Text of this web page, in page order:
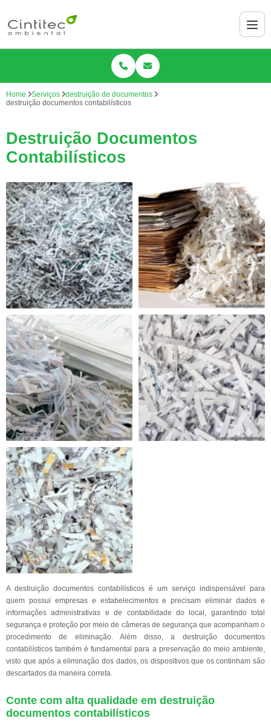
Home Serviços
destruição de documentos
destruição documentos contabilísticos
Destruição Documentos
Contabilísticos
A destruição documentos contabilísticos é um serviço indispensável para
quem possui empresas e estabelecimentos e precisam eliminar dados e
informações administrativas e de contabilidade do local, garantindo total
segurança e proteção por meio de câmeras de segurança que acompanham o
procedimento de eliminação. Além disso, a destruição documentos
contabilísticos também é fundamental para a preservação do meio ambiente,
visto que após a eliminação dos dados, os dispositivos que os continham são
descartados da maneira correta.
Conte com alta qualidade em destruição
documentos contabilísticos